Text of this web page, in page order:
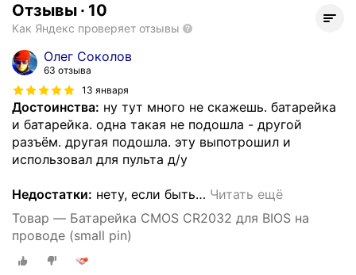
Отзывы · 10
Как Яндекс проверяет отзывы
Олег Соколов
63 отзыва
13 января
Достоинства: ну тут много не скажешь. батарейка
и батарейка. одна такая не подошла - другой
разъём. другая подошла. эту выпотрошил и
использовал для пульта д/у
Недостатки: нету, если быть… Читать ещё
Товар — Батарейка CMOS CR2032 для BIOS на
проводе (small pin)